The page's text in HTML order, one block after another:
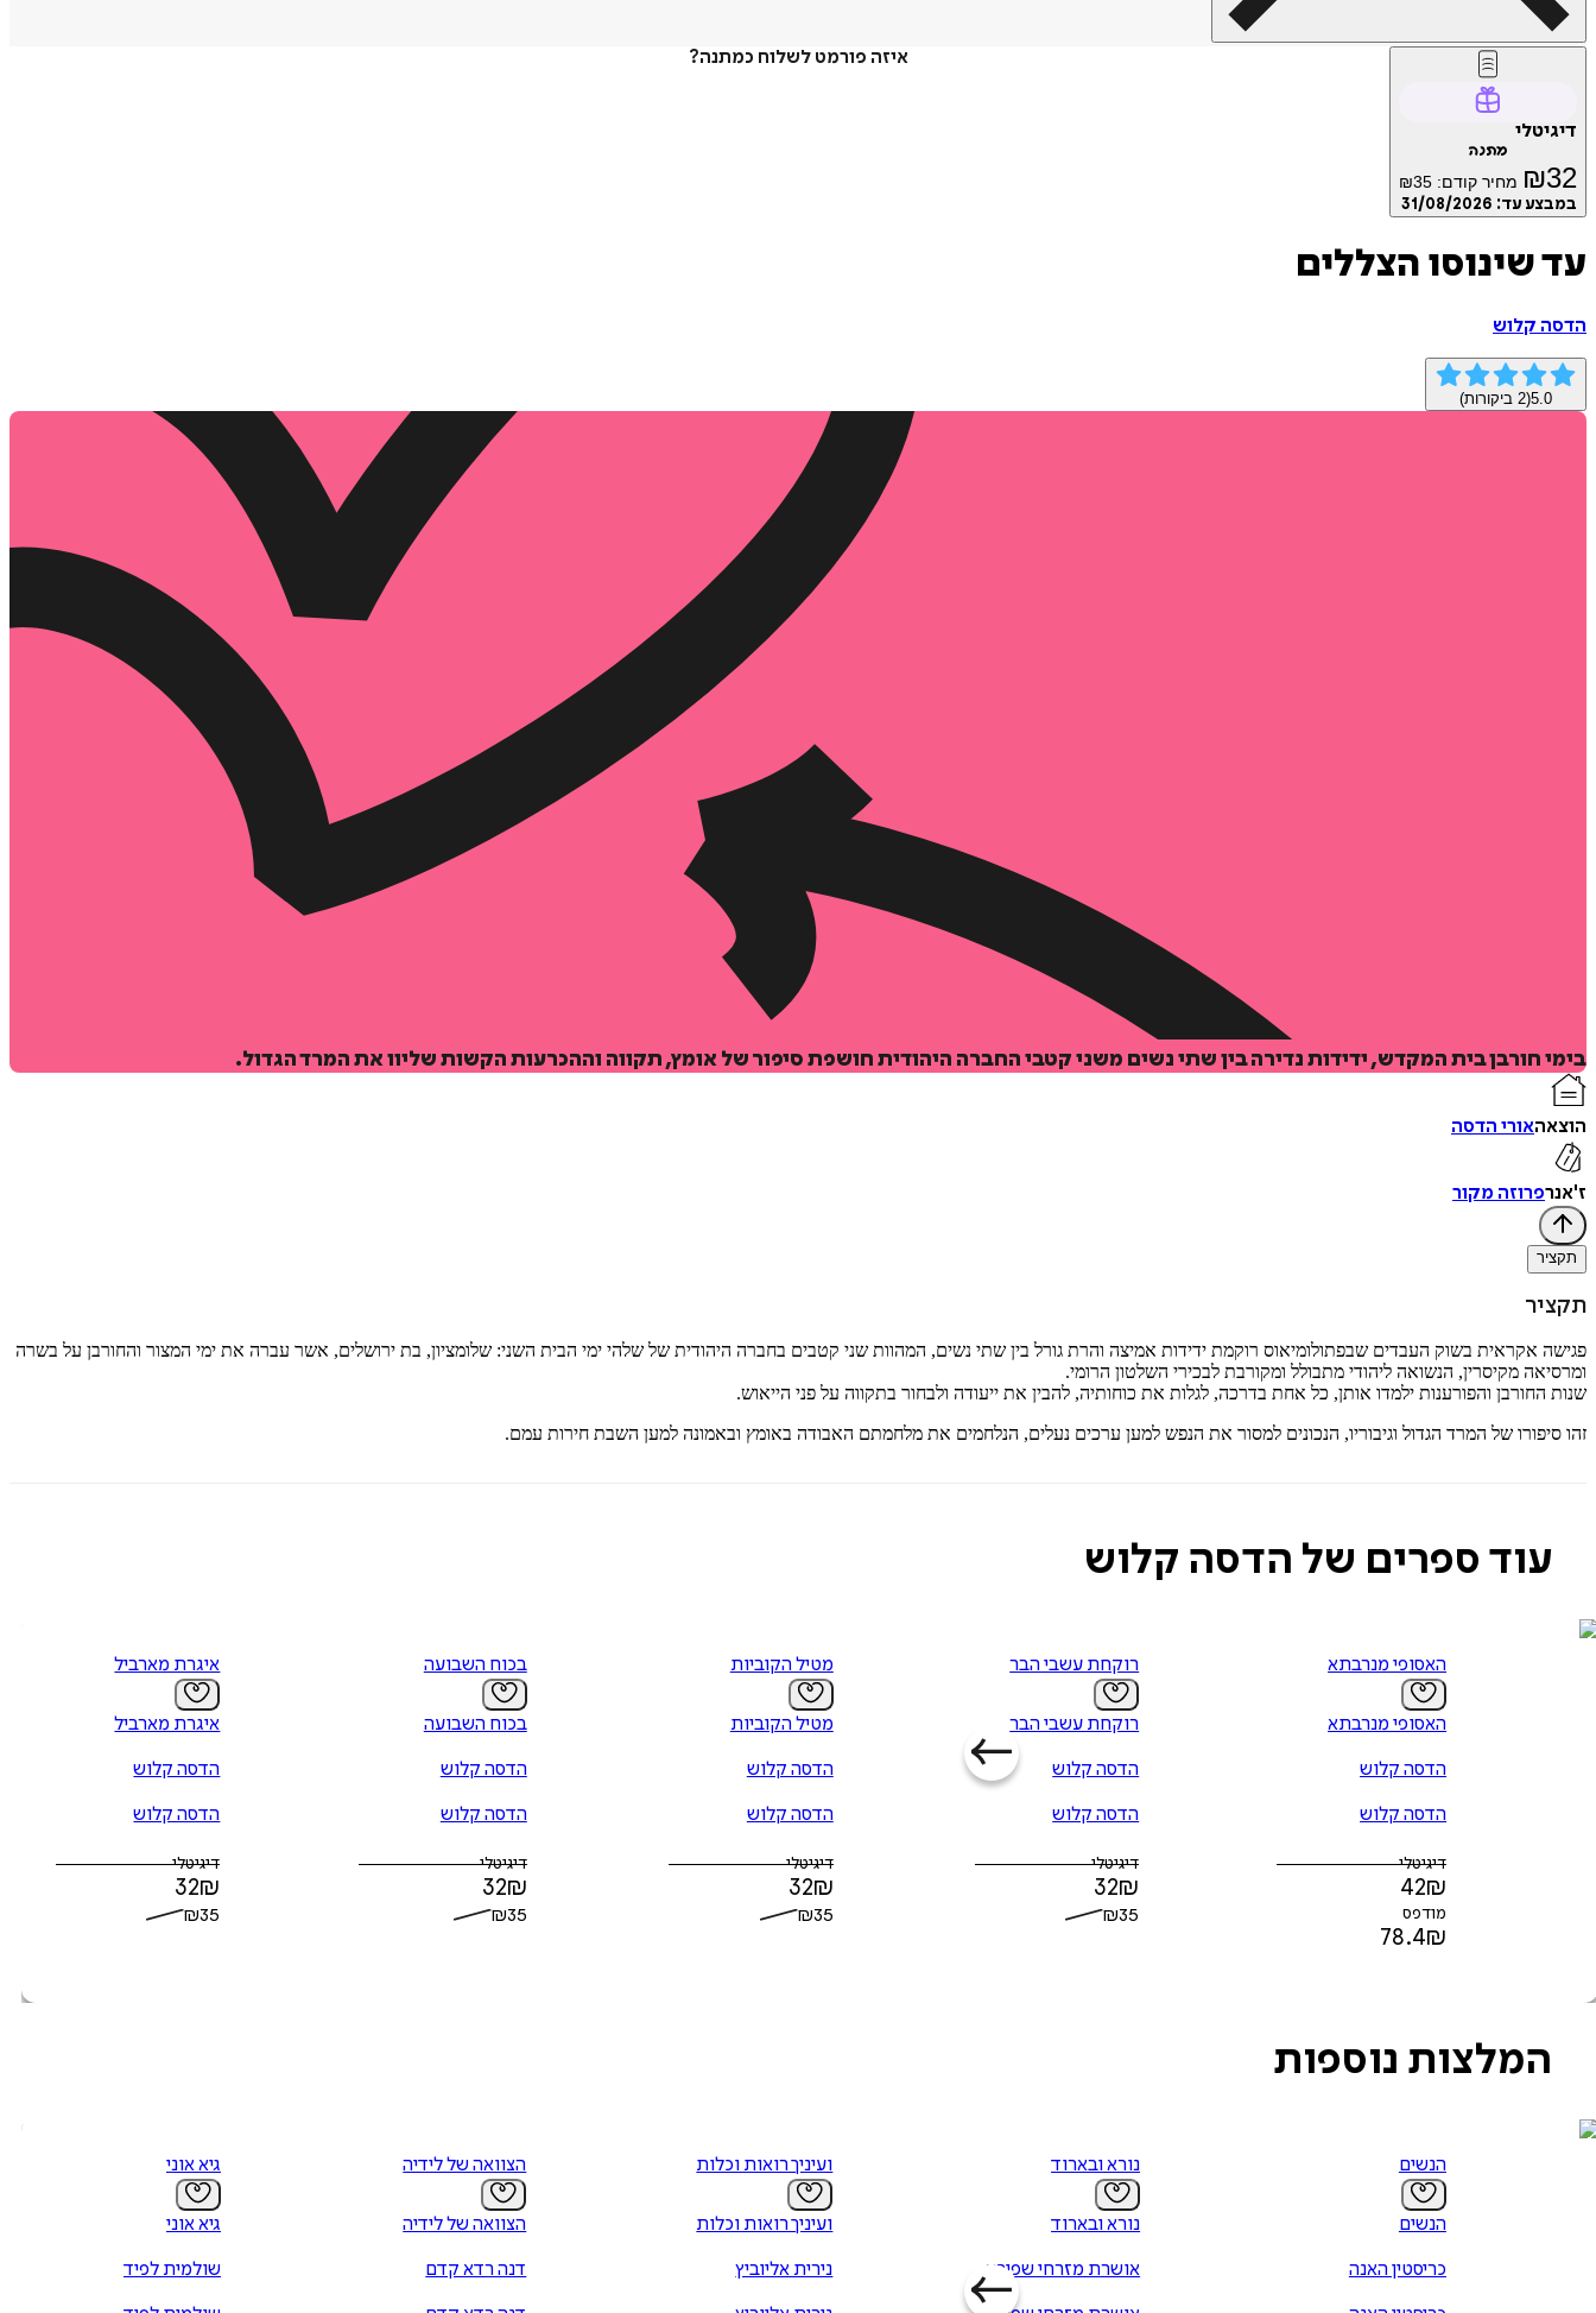
איזה פורמט לשלוח כמתנה?
דיגיטלי
מתנה
₪32 מחיר קודם: ₪35
במבצע עד: 31/08/2026
הוספה
עד שינוסו הצללים
הדסה קלוש
5.0
(
2 ביקורות)
בימי חורבן בית המקדש, ידידות נדירה בין שתי נשים משני קטבי החברה היהודית חושפת סיפור של אומץ, תקווה וההכרעות הקשות שליוו את המרד הגדול.
הוצאהאורי הדסה
ז'אנרפרוזה מקור
תקציר
תקציר
פגישה אקראית בשוק העבדים שבפתולומיאוס רוקמת ידידות אמיצה והרת גורל בין שתי נשים, המהוות שני קטבים בחברה היהודית של שלהי ימי הבית השני: שלומציון, בת ירושלים, אשר עברה את ימי המצור והחורבן על בשרה
ומרסיאה מקיסרין, הנשואה ליהודי מתבולל ומקורבת לבכירי השלטון הרומי.
שנות החורבן והפורענות ילמדו אותן, כל אחת בדרכה, לגלות את כוחותיה, להבין את ייעודה ולבחור בתקווה על פני הייאוש.
זהו סיפורו של המרד הגדול וגיבוריו, הנכונים למסור את הנפש למען ערכים נעלים, הנלחמים את מלחמתם האבודה באומץ ובאמונה למען השבת חירות עמם.
עוד ספרים של הדסה קלוש
האסופי מנרבתא
האסופי מנרבתא
הדסה קלוש
הדסה קלוש
דיגיטלי
42₪
מודפס
78.4₪
רוקחת עשבי הבר
רוקחת עשבי הבר
הדסה קלוש
הדסה קלוש
דיגיטלי
32₪
₪35
מטיל הקוביות
מטיל הקוביות
הדסה קלוש
הדסה קלוש
דיגיטלי
32₪
₪35
בכוח השבועה
בכוח השבועה
הדסה קלוש
הדסה קלוש
דיגיטלי
32₪
₪35
איגרת מארביל
איגרת מארביל
הדסה קלוש
הדסה קלוש
דיגיטלי
32₪
₪35
המלצות נוספות
הנשים
הנשים
כריסטין האנה
נורא ובארוד
נורא ובארוד
אושרת מזרחי שפירא
ועיניך רואות וכלות
ועיניך רואות וכלות
נירית אליוביץ
הצוואה של לידיה
הצוואה של לידיה
דנה רדא קדם
גיא אוני
גיא אוני
שולמית לפיד